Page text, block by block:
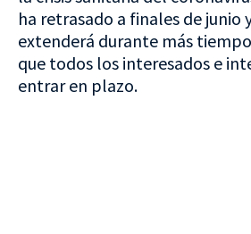
ha retrasado a finales de junio
extenderá durante más
que todos los interesados e
entrar en plazo.